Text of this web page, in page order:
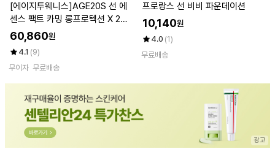
[에이지투웨니스]AGE20S 선 에
센스 팩트 카밍 롱프로텍션 X 2개
(SPF50+ PA++++)
60,860원
4.1 (9)
무이자 무료배송
프로랑스 선 비비 파운데이션
10,140원
4.0 (1)
무료배송